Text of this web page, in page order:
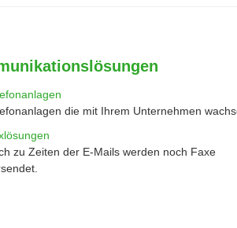
die mit Ihrem Unternehmen
zu Zeiten der E-Mails werden noch Faxe